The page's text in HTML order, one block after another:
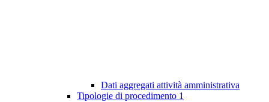
Dati aggregati attività amministrativa
Tipologie di procedimento 1